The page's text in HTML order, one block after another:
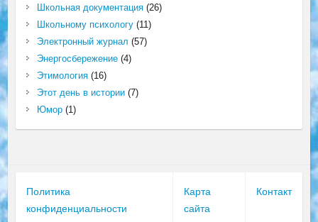
Школьная документация(26)
Школьному психологу(11)
Электронный журнал (57)
Энергосбережение(4)
Этимология(16)
Этот день в истории(7)
Юмор(1)
Политика
конфиденциальности
Карта
сайта
Контакт